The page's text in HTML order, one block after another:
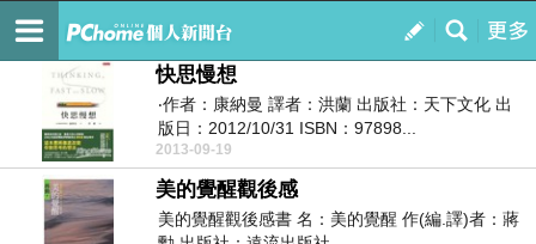
我的
訂閱
莊智慧
快思慢想
‧作者：康納曼 譯者：洪蘭 出版社：天下文化 出
版日：2012/10/31 ISBN：97898...
2013-09-19
美的覺醒觀後感
美的覺醒觀後感書 名：美的覺醒 作(編.譯)者：蔣